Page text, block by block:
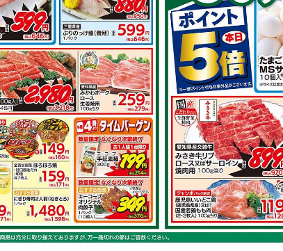
基本をマスター！鶏もも
肉の照り焼きチキンステ
ーキ
ネギダレが美味しい！鶏
もも肉のソテー
キャベツで作れるレシピ